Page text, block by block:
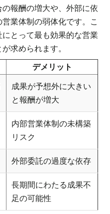
報酬の増大や、外部に依
業体制の弱体化です。こ
とって最も効果的な営業
求められます。
デメリット
成果が予想外に大きい
と報酬が増大
内部営業体制の未構築
リスク
外部委託の過度な依存
長期間にわたる成果不
足の可能性